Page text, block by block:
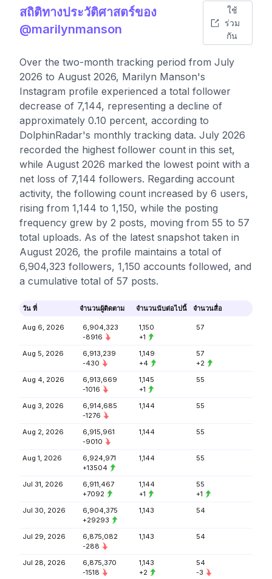
สถิติทางประวัติศาสตร์ของ
@marilynmanson
ใช้
ร่วม
กัน
Over the two-month tracking period from July
2026 to August 2026, Marilyn Manson's
Instagram profile experienced a total follower
decrease of 7,144, representing a decline of
approximately 0.10 percent, according to
DolphinRadar's monthly tracking data. July 2026
recorded the highest follower count in this set,
while August 2026 marked the lowest point with a
net loss of 7,144 followers. Regarding account
activity, the following count increased by 6 users,
rising from 1,144 to 1,150, while the posting
frequency grew by 2 posts, moving from 55 to 57
total uploads. As of the latest snapshot taken in
August 2026, the profile maintains a total of
6,904,323 followers, 1,150 accounts followed, and
a cumulative total of 57 posts.
วัน ที่ จำนวนผู้ติดตาม จำนวนนับต่อไปนี้ จำนวนสื่อ
Aug 6, 2026
6,904,323
-8916
1,150
+1
57
Aug 5, 2026
6,913,239
-430
1,149
+4
57
+2
Aug 4, 2026
6,913,669
-1016
1,145
+1
55
Aug 3, 2026
6,914,685
-1276
1,144 55
Aug 2, 2026
6,915,961
-9010
1,144 55
Aug 1, 2026
6,924,971
+13504
1,144 55
Jul 31, 2026
6,911,467
+7092
1,144
+1
55
+1
Jul 30, 2026
6,904,375
+29293
1,143 54
Jul 29, 2026
6,875,082
-288
1,143 54
Jul 28, 2026
6,875,370
-1518
1,143
+2
54
-3